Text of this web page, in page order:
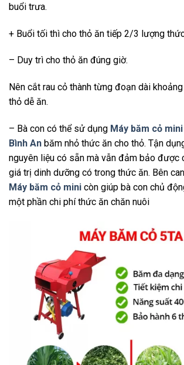
buổi trưa.
+ Buổi tối thì cho thỏ ăn tiếp 2/3 lượng
– Duy trì cho thỏ ăn đúng giờ.
Nên cắt rau cỏ thành từng đoạn dài
thỏ dễ ăn.
– Bà con có thể sử dụng Máy băm cỏ mini
Bình An băm nhỏ thức ăn cho thỏ. Tận
nguyên liệu có sẵn mà vẫn đảm bảo được
giá trị dinh dưỡng có trong thức ăn. Bên
Máy băm cỏ mini còn giúp bà con chủ
một phần chi phí thức ăn chăn nuôi